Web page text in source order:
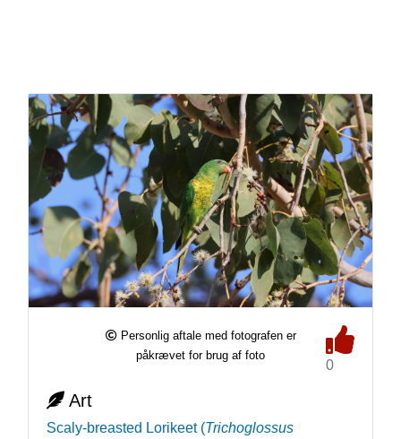
Personlig aftale med fotografen er
påkrævet for brug af foto
0
Art
Scaly-breasted Lorikeet (Trichoglossus